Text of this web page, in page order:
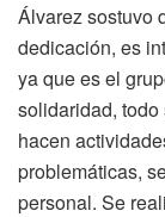
Álvarez sostuvo
dedicación, es
ya que es el
solidaridad,
hacen
problemáticas,
personal. Se